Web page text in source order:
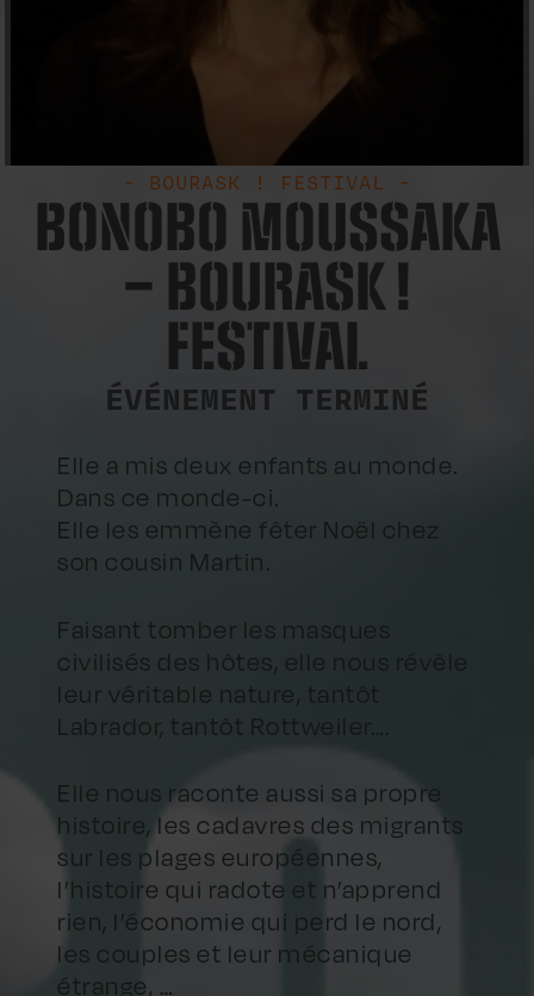
- BOURASK ! FESTIVAL -
BONOBO MOUSSAKA
– BOURASK !
FESTIVAL
ÉVÉNEMENT TERMINÉ
Elle a mis deux enfants au monde.
Dans ce monde-ci.
Elle les emmène fêter Noël chez
son cousin Martin.
Faisant tomber les masques
civilisés des hôtes, elle nous révèle
leur véritable nature, tantôt
Labrador, tantôt Rottweiler….
Elle nous raconte aussi sa propre
histoire, les cadavres des migrants
sur les plages européennes,
l’histoire qui radote et n’apprend
rien, l’économie qui perd le nord,
les couples et leur mécanique
étrange, …